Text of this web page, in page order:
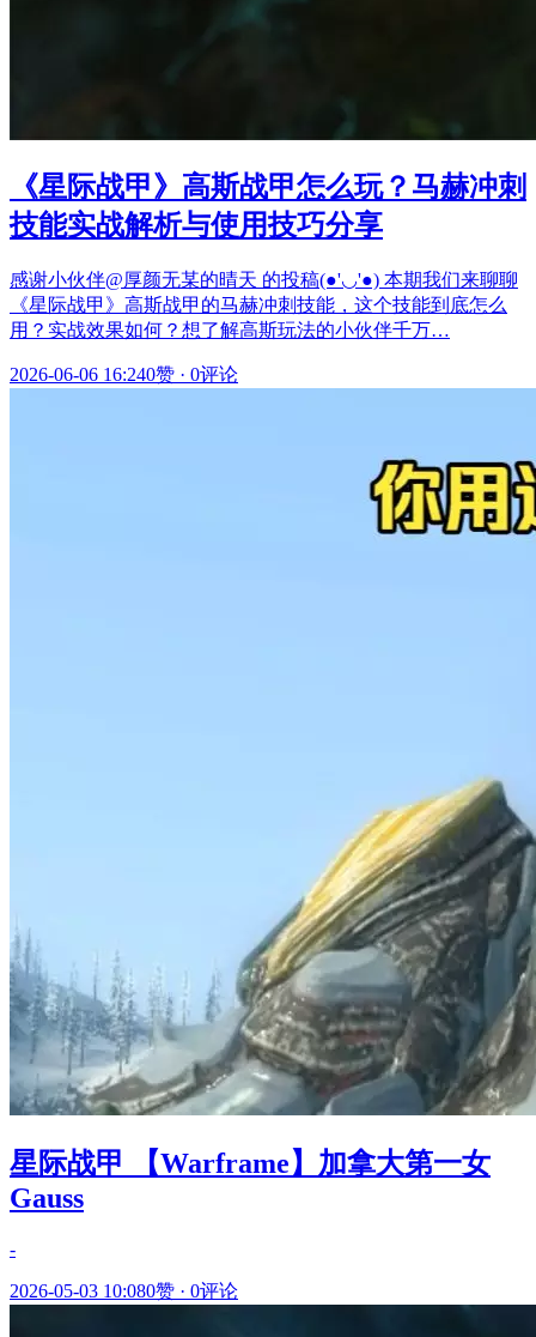
《星际战甲》高斯战甲怎么玩？马赫冲刺
技能实战解析与使用技巧分享
感谢小伙伴@厚颜无某的晴天 的投稿(●'◡'●) 本期我们来聊聊
《星际战甲》高斯战甲的马赫冲刺技能，这个技能到底怎么
用？实战效果如何？想了解高斯玩法的小伙伴千万…
2026-06-06 16:240赞 · 0评论
星际战甲 【Warframe】加拿大第一女
Gauss
-
2026-05-03 10:080赞 · 0评论